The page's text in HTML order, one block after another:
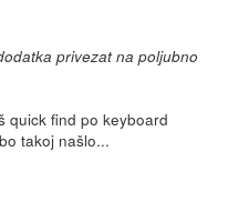
privezat na poljubno
quick find po keyboard
takoj našlo...